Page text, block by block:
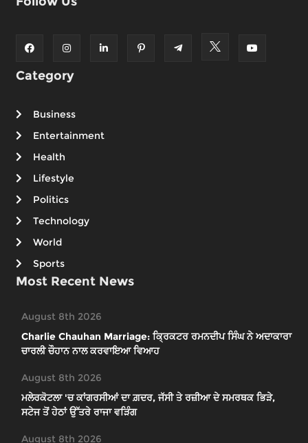
Category
Business
Entertainment
Health
Lifestyle
Politics
Technology
World
Sports
Most Recent News
August 8th 2026
Charlie Chauhan Marriage: ਕ੍ਰਿਕਟਰ ਰਮਨਦੀਪ ਸਿੰਘ ਨੇ ਅਦਾਕਾਰਾ
ਚਾਰਲੀ ਚੌਹਾਨ ਨਾਲ ਕਰਵਾਇਆ ਵਿਆਹ
August 8th 2026
ਮਲੇਰਕੋਟਲਾ 'ਚ ਕਾਂਗਰਸੀਆਂ ਦਾ ਗ਼ਦਰ, ਜੱਸੀ ਤੇ ਰਜ਼ੀਆ ਦੇ ਸਮਰਥਕ ਭਿੜੇ,
ਸਟੇਜ ਤੋਂ ਹੇਠਾਂ ਉੱਤਰੇ ਰਾਜਾ ਵੜਿੰਗ
August 8th 2026